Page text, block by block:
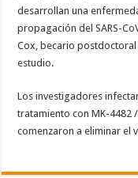
desarrollan una
propagación del SARS-
Cox, becario
estudio.
Los investigadores
tratamiento con MK-4482
comenzaron a eliminar el